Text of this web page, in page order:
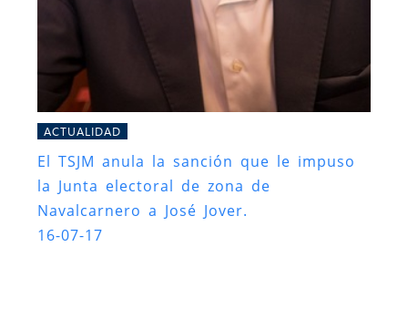
ACTUALIDAD
El TSJM anula la sanción que le impuso
la Junta electoral de zona de
Navalcarnero a José Jover.
16-07-17